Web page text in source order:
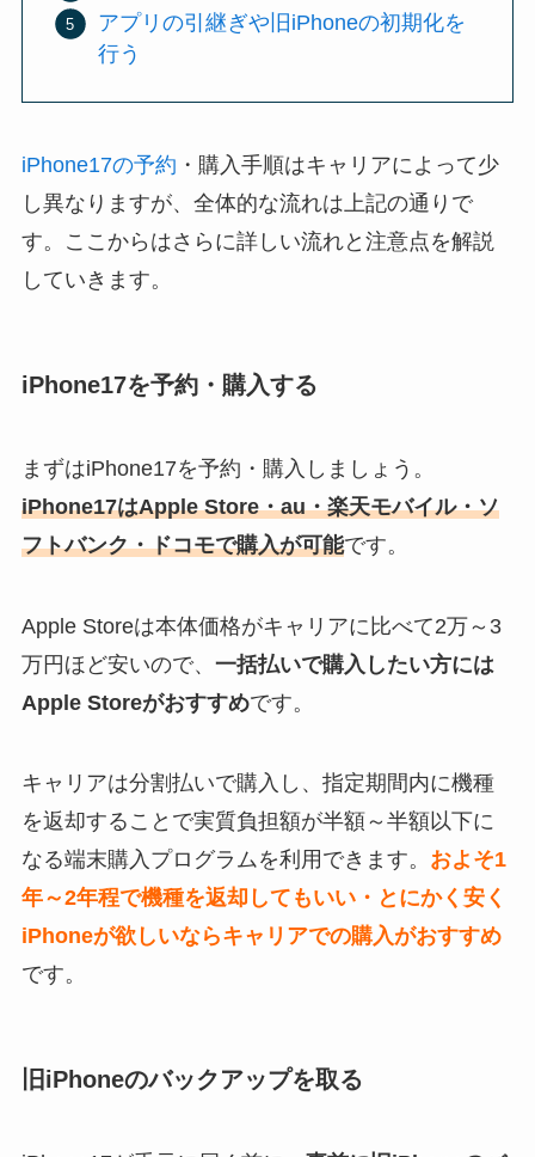
アプリの引継ぎや旧iPhoneの初期化を
行う
iPhone17の予約 ・購入手順はキャリアによって少
し異なりますが、全体的な流れは上記の通りで
す。ここからはさらに詳しい流れと注意点を解説
していきます。
iPhone17を予約・購入する
まずはiPhone17を予約・購入しましょう。
iPhone17はApple Store・au・楽天モバイル・ソ
フトバンク・ドコモで購入が可能です。
Apple Storeは本体価格がキャリアに比べて2万～3
万円ほど安いので、 一括払いで購入したい方には
Apple Storeがおすすめです。
キャリアは分割払いで購入し、指定期間内に機種
を返却することで実質負担額が半額～半額以下に
なる端末購入プログラムを利用できます。 およそ1
年～2年程で機種を返却してもいい・とにかく安く
iPhoneが欲しいならキャリアでの購入がおすすめ
です。
旧iPhoneのバックアップを取る